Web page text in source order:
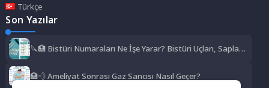
Türkçe
Son Yazılar
🔪🏥 Bistüri Numaraları Ne İşe Yarar? Bistüri Uçları, Sapları,
🏥💨 Ameliyat Sonrası Gaz Sancısı Nasıl Geçer?